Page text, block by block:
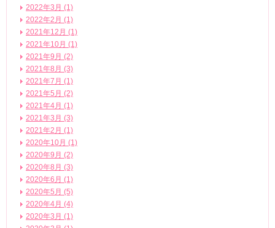
2022年3月 (1)
2022年2月 (1)
2021年12月 (1)
2021年10月 (1)
2021年9月 (2)
2021年8月 (3)
2021年7月 (1)
2021年5月 (2)
2021年4月 (1)
2021年3月 (3)
2021年2月 (1)
2020年10月 (1)
2020年9月 (2)
2020年8月 (3)
2020年6月 (1)
2020年5月 (5)
2020年4月 (4)
2020年3月 (1)